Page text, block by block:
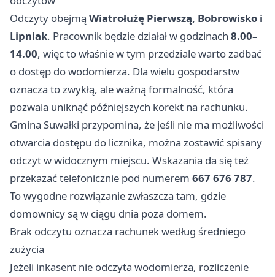
Odczyty obejmą Wiatrołużę Pierwszą, Bobrowisko i
Lipniak. Pracownik będzie działał w godzinach 8.00–
14.00, więc to właśnie w tym przedziale warto zadbać
o dostęp do wodomierza. Dla wielu gospodarstw
oznacza to zwykłą, ale ważną formalność, która
pozwala uniknąć późniejszych korekt na rachunku.
Gmina Suwałki przypomina, że jeśli nie ma możliwości
otwarcia dostępu do licznika, można zostawić spisany
odczyt w widocznym miejscu. Wskazania da się też
przekazać telefonicznie pod numerem 667 676 787.
To wygodne rozwiązanie zwłaszcza tam, gdzie
domownicy są w ciągu dnia poza domem.
Brak odczytu oznacza rachunek według średniego
zużycia
Jeżeli inkasent nie odczyta wodomierza, rozliczenie